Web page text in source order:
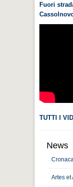
Fuori
TUTTI I
News
Cronaca
Artes et